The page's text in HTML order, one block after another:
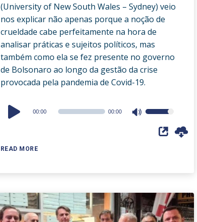
(University of New South Wales – Sydney) veio
nos explicar não apenas porque a noção de
crueldade cabe perfeitamente na hora de
analisar práticas e sujeitos políticos, mas
também como ela se fez presente no governo
de Bolsonaro ao longo da gestão da crise
provocada pela pandemia de Covid-19.
READ MORE
Audio
Player
00:00 00:00
Use
Up/Down
decrease
volume.